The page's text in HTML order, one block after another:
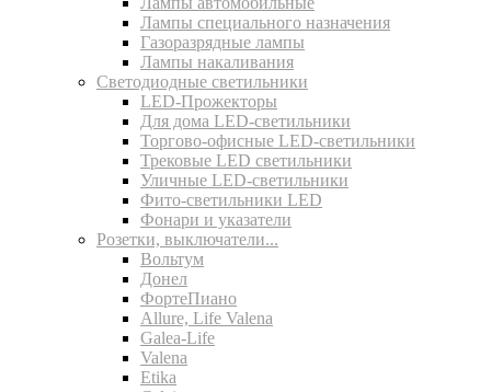
Лампы специального назначения
Газоразрядные лампы
Лампы накаливания
Светодиодные светильники
LED-Прожекторы
Для дома LED-светильники
Торгово-офисные LED-светильники
Трековые LED светильники
Уличные LED-светильники
Фито-светильники LED
Фонари и указатели
Розетки, выключатели...
Вольтум
Донел
ФортеПиано
Allure, Life Valena
Galea-Life
Valena
Etika